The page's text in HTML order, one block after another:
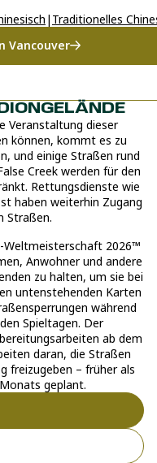
| Traditionelles
Vancouver
Veranstaltung dieser
können, kommt es zu
und einige Straßen rund
Creek werden für den
Rettungsdienste wie
haben weiterhin Zugang
Straßen.
Weltmeisterschaft 2026™
Anwohner und andere
zu halten, um sie bei
untenstehenden Karten
während
Spieltagen. Der
ab dem
daran, die Straßen
freizugeben – früher als
geplant.